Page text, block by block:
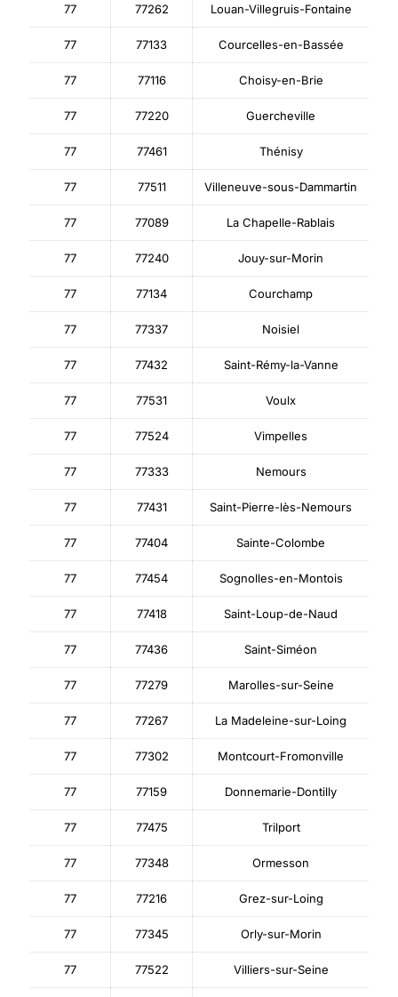
77 77262 Louan-Villegruis-Fontaine
77 77133 Courcelles-en-Bassée
77 77116 Choisy-en-Brie
77 77220 Guercheville
77 77461 Thénisy
77 77511 Villeneuve-sous-Dammartin
77 77089 La Chapelle-Rablais
77 77240 Jouy-sur-Morin
77 77134 Courchamp
77 77337 Noisiel
77 77432 Saint-Rémy-la-Vanne
77 77531 Voulx
77 77524 Vimpelles
77 77333 Nemours
77 77431 Saint-Pierre-lès-Nemours
77 77404 Sainte-Colombe
77 77454 Sognolles-en-Montois
77 77418 Saint-Loup-de-Naud
77 77436 Saint-Siméon
77 77279 Marolles-sur-Seine
77 77267 La Madeleine-sur-Loing
77 77302 Montcourt-Fromonville
77 77159 Donnemarie-Dontilly
77 77475 Trilport
77 77348 Ormesson
77 77216 Grez-sur-Loing
77 77345 Orly-sur-Morin
77 77522 Villiers-sur-Seine